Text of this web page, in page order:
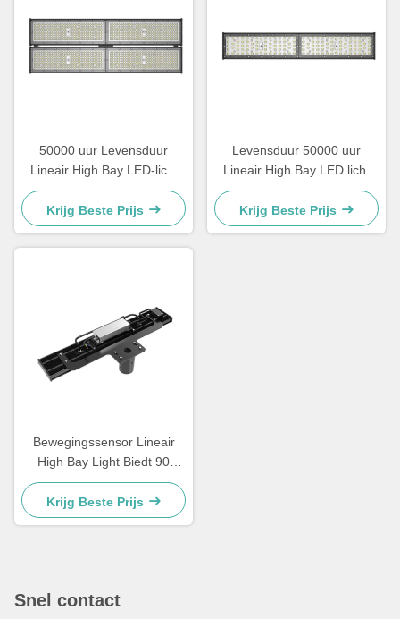
50000 uur Levensduur
Lineair High Bay LED-licht
Hoog lichtflux Meer dan 15
Geschikt voor commerciële
verlichtingstoepassingen
Krijg Beste Prijs
Levensduur 50000 uur
Lineair High Bay LED licht
Klasse II EU elektrische
klasse Perfect voor
magazijnen en grote
Krijg Beste Prijs
Bewegingssensor Lineair
High Bay Light Biedt 90
graden of 120 graden
Beamangle Geschikt voor
magazijn gangpaden en
Krijg Beste Prijs
Snel contact